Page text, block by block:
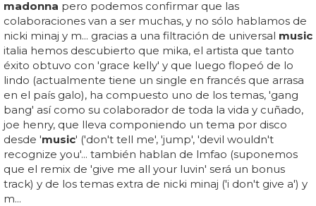
madonna pero podemos confirmar que las
colaboraciones van a ser muchas, y no sólo hablamos de
nicki minaj y m... gracias a una filtración de universal music
italia hemos descubierto que mika, el artista que tanto
éxito obtuvo con 'grace kelly' y que luego flopeó de lo
lindo (actualmente tiene un single en francés que arrasa
en el país galo), ha compuesto uno de los temas, 'gang
bang' así como su colaborador de toda la vida y cuñado,
joe henry, que lleva componiendo un tema por disco
desde 'music' ('don't tell me', 'jump', 'devil wouldn't
recognize you'... también hablan de lmfao (suponemos
que el remix de 'give me all your luvin' será un bonus
track) y de los temas extra de nicki minaj ('i don't give a') y
m...